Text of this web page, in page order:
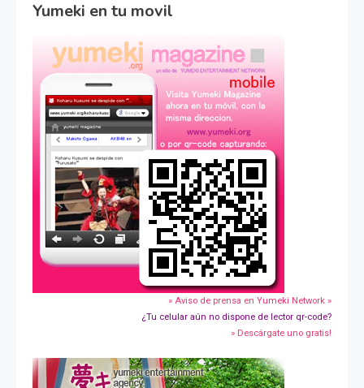
Yumeki en tu movil
» Aviso de prensa en Yumeki Network »
¿Tu celular aún no dispone de lector qr-code?
» Descárgate uno gratis!